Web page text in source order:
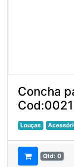
Concha
Cod:0021
Louças
Qtd: 0